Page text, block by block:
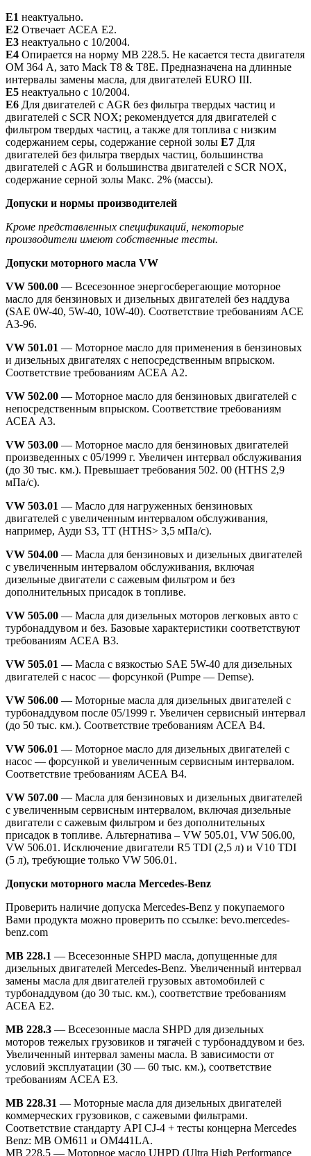
E1 неактуально.
E2 Отвечает АСЕА Е2.
E3 неактуально с 10/2004.
E4 Опирается на норму МВ 228.5. Не касается теста двигателя
ОМ 364 А, зато Mack T8 & T8E. Предназначена на длинные
интервалы замены масла, для двигателей EURO III.
E5 неактуально с 10/2004.
E6 Для двигателей с AGR без фильтра твердых частиц и
двигателей с SCR NOX; рекомендуется для двигателей с
фильтром твердых частиц, а также для топлива с низким
содержанием серы, содержание серной золы E7 Для
двигателей без фильтра твердых частиц, большинства
двигателей с AGR и большинства двигателей с SCR NOX,
содержание серной золы Макс. 2% (массы).
Допуски и нормы производителей
Кроме представленных спецификаций, некоторые
производители имеют собственные тесты.
Допуски моторного масла VW
VW 500.00 — Всесезонное энергосберегающие моторное
масло для бензиновых и дизельных двигателей без наддува
(SAE 0W-40, 5W-40, 10W-40). Соответствие требованиям ACE
А3-96.
VW 501.01 — Моторное масло для применения в бензиновых
и дизельных двигателях с непосредственным впрыском.
Соответствие требованиям АСЕА А2.
VW 502.00 — Моторное масло для бензиновых двигателей с
непосредственным впрыском. Соответствие требованиям
АСЕА А3.
VW 503.00 — Моторное масло для бензиновых двигателей
произведенных с 05/1999 г. Увеличен интервал обслуживания
(до 30 тыс. км.). Превышает требования 502. 00 (HTHS 2,9
мПа/с).
VW 503.01 — Масло для нагруженных бензиновых
двигателей с увеличенным интервалом обслуживания,
например, Ауди S3, TT (HTHS> 3,5 мПа/с).
VW 504.00 — Масла для бензиновых и дизельных двигателей
с увеличенным интервалом обслуживания, включая
дизельные двигатели с сажевым фильтром и без
дополнительных присадок в топливе.
VW 505.00 — Масла для дизельных моторов легковых авто с
турбонаддувом и без. Базовые характеристики соответствуют
требованиям АСЕА В3.
VW 505.01 — Масла с вязкостью SAE 5W-40 для дизельных
двигателей с насос — форсункой (Pumpe — Demse).
VW 506.00 — Моторные масла для дизельных двигателей с
турбонаддувом после 05/1999 г. Увеличен сервисный интервал
(до 50 тыс. км.). Соответствие требованиям АСЕА В4.
VW 506.01 — Моторное масло для дизельных двигателей с
насос — форсункой и увеличенным сервисным интервалом.
Соответствие требованиям АСЕА В4.
VW 507.00 — Масла для бензиновых и дизельных двигателей
с увеличенным сервисным интервалом, включая дизельные
двигатели с сажевым фильтром и без дополнительных
присадок в топливе. Альтернатива – VW 505.01, VW 506.00,
VW 506.01. Исключение двигатели R5 TDI (2,5 л) и V10 TDI
(5 л), требующие только VW 506.01.
Допуски моторного масла Mercedes-Benz
Проверить наличие допуска Mercedes-Benz у покупаемого
Вами продукта можно проверить по ссылке: bevo.mercedes-
benz.com
MB 228.1 — Всесезонные SHPD масла, допущенные для
дизельных двигателей Mercedes-Benz. Увеличенный интервал
замены масла для двигателей грузовых автомобилей с
турбонаддувом (до 30 тыс. км.), соответствие требованиям
АСЕА Е2.
MB 228.3 — Всесезонные масла SHPD для дизельных
моторов тежелых грузовиков и тягачей с турбонаддувом и без.
Увеличенный интервал замены масла. В зависимости от
условий эксплуатации (30 — 60 тыс. км.), соответствие
требованиям ACEA E3.
MB 228.31 — Моторные масла для дизельных двигателей
коммерческих грузовиков, с сажевыми фильтрами.
Соответствие стандарту API CJ-4 + тесты концерна Mercedes
Benz: MB OM611 и OM441LA.
MB 228.5 — Моторное масло UHPD (Ultra High Performance